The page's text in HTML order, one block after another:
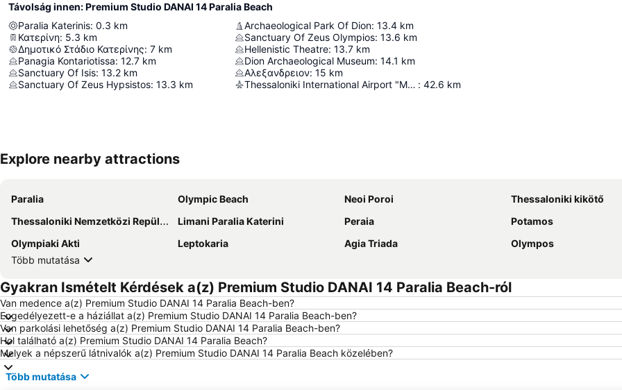
Távolság innen: Premium Studio DANAI 14 Paralia Beach
Paralia Katerinis: 0.3 km
Κατερίνη: 5.3 km
Δημοτικό Στάδιο Κατερίνης: 7 km
Panagia Kontariotissa: 12.7 km
Sanctuary Of Isis: 13.2 km
Sanctuary Of Zeus Hypsistos: 13.3 km
Archaeological Park Of Dion: 13.4 km
Sanctuary Of Zeus Olympios: 13.6 km
Hellenistic Theatre: 13.7 km
Dion Archaeological Museum: 14.1 km
Αλεξανδρειον: 15 km
Thessaloniki International Airport "Macedonia" : 42.6 km
Explore nearby attractions
Paralia Olympic Beach Neoi Poroi
Thessaloniki kikötő
Thessaloniki Nemzetközi Repülőtér Macedonia
Limani Paralia Katerini Peraia
Potamos
Olympiaki Akti
Leptokaria Agia Triada
Olympos
Több mutatása
Gyakran Ismételt Kérdések a(z) Premium Studio DANAI 14 Paralia Beach-ról
Van medence a(z) Premium Studio DANAI 14 Paralia Beach-ben?
Engedélyezett-e a háziállat a(z) Premium Studio DANAI 14 Paralia Beach-ben?
Van parkolási lehetőség a(z) Premium Studio DANAI 14 Paralia Beach-ben?
Hol található a(z) Premium Studio DANAI 14 Paralia Beach?
Melyek a népszerű látnivalók a(z) Premium Studio DANAI 14 Paralia Beach közelében?
Több mutatása